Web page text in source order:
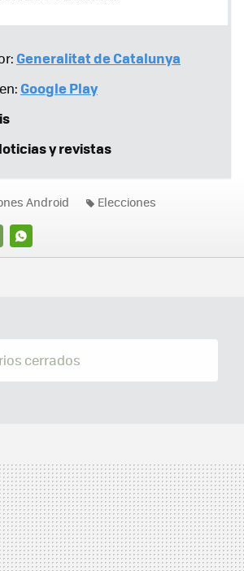
Generalitat de Catalunya
Google Play
y revistas
WHATSAPP
Android Elecciones
cerrados